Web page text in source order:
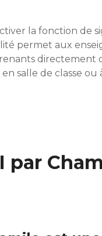
dans Chamilo
la fonction de
permet aux
directement
salle de classe ou
par